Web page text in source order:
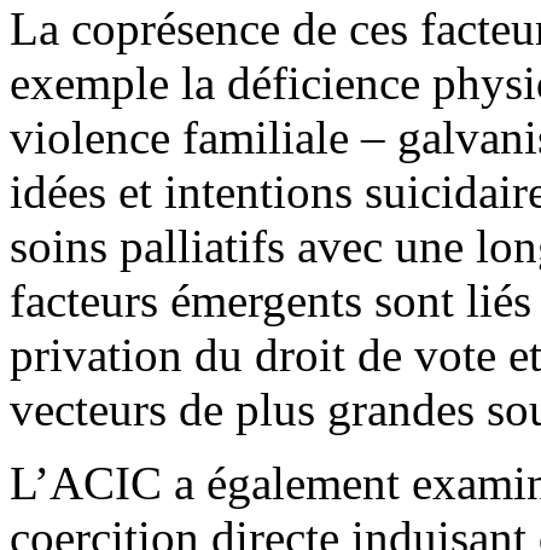
La coprésence de ces
exemple la déficience
violence familiale –
idées et intentions
soins palliatifs avec une
facteurs émergents sont
privation du droit de vote
vecteurs de plus grandes
L’ACIC a également
coercition directe